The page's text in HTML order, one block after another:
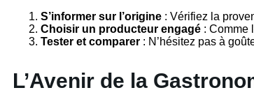
S’informer sur l’origine : Vérifiez la
Choisir un producteur engagé : Comme
Tester et comparer : N’hésitez pas à
L’Avenir de la